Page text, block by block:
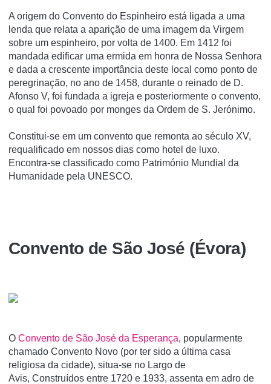
A origem do Convento do Espinheiro está ligada a uma
lenda que relata a aparição de uma imagem da Virgem
sobre um espinheiro, por volta de 1400. Em 1412 foi
mandada edificar uma ermida em honra de Nossa Senhora
e dada a crescente importância deste local como ponto de
peregrinação, no ano de 1458, durante o reinado de D.
Afonso V, foi fundada a igreja e posteriormente o convento,
o qual foi povoado por monges da Ordem de S. Jerónimo.
Constitui-se em um convento que remonta ao século XV,
requalificado em nossos dias como hotel de luxo.
Encontra-se classificado como Património Mundial da
Humanidade pela UNESCO.
Convento de São José (Évora)
O Convento de São José da Esperança, popularmente
chamado Convento Novo (por ter sido a última casa
religiosa da cidade), situa-se no Largo de
Avis, Construídos entre 1720 e 1933, assenta em adro de